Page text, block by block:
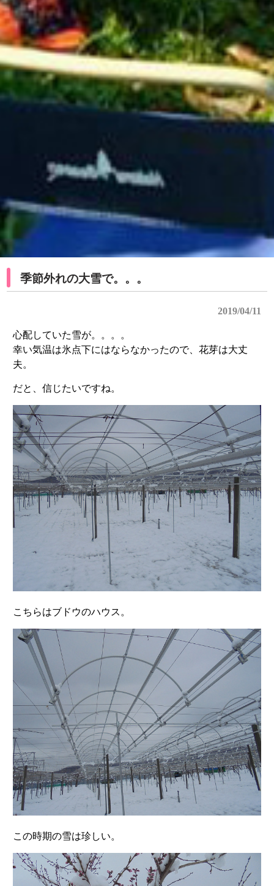
季節外れの大雪で。。。
2019/04/11
心配していた雪が。。。。
幸い気温は氷点下にはならなかったので、花芽は大丈
夫。
だと、信じたいですね。
こちらはブドウのハウス。
この時期の雪は珍しい。